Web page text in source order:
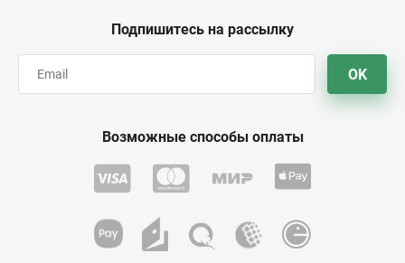
Подпишитесь на рассылку
OK
Возможные способы оплаты